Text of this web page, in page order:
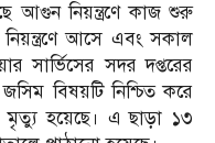
আগুন নিয়ন্ত্রণে কাজ শুরু
আসে এবং সকাল
সার্ভিসের সদর দপ্তরের
বিষয়টি নিশ্চিত করে
মৃত্যু হয়েছে। এ ছাড়া ১৩